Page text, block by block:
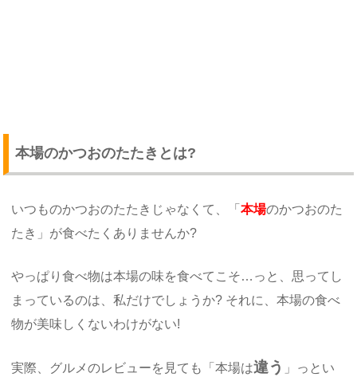
本場のかつおのたたきとは?
いつものかつおのたたきじゃなくて、「本場のかつおのた
たき」が食べたくありませんか?
やっぱり食べ物は本場の味を食べてこそ…っと、思ってし
まっているのは、私だけでしょうか? それに、本場の食べ
物が美味しくないわけがない!
実際、グルメのレビューを見ても「本場は違う 」っとい